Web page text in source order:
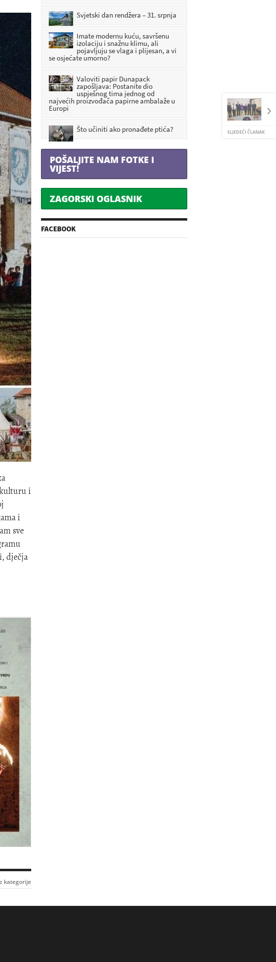
SLJEDEĆI ČLANAK
i
i
sve
dječja
kategorije
Svjetski dan rendžera – 31. srpnja
Imate modernu kuću, savršenu
izolaciju i snažnu klimu, ali
pojavljuju se vlaga i plijesan, a vi
se osjećate umorno?
Valoviti papir Dunapack
zapošljava: Postanite dio
uspješnog tima jednog od
najvećih proizvođača papirne ambalaže u
Europi
Što učiniti ako pronađete ptića?
POŠALJITE NAM FOTKE I
VIJEST!
ZAGORSKI OGLASNIK
FACEBOOK